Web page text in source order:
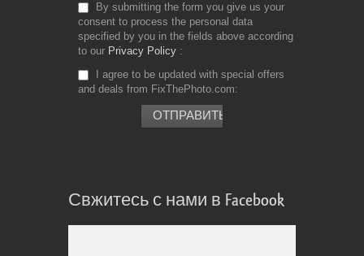
By submitting the form you give us your
consent to process the personal data
specified by you in the fields above according
to our Privacy Policy
I agree to be updated with special offers
and deals from FixThePhoto.com
Свжитесь с нами в Facebook